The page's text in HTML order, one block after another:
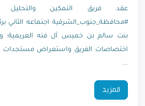
عقد فريق التمكين والتحليل
#محافظة_جنوب_الشرقية اجتماعه الثاني
بنت سالم بن خميس آل فنه العريمية؛
اختصاصات الفريق واستعراض مستجدات
...
المزيد